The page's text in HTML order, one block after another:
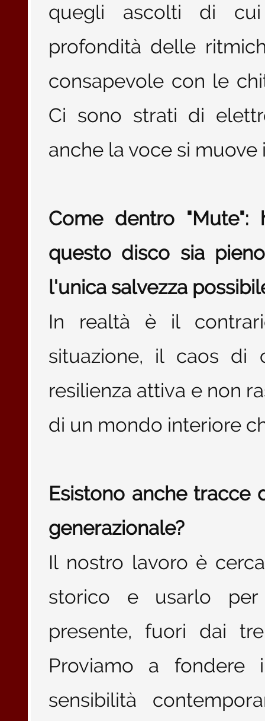
quegli ascolti di
profondità delle
consapevole con le
Ci sono strati di
anche la voce si
Come dentro "Mute":
questo disco sia
l'unica salvezza
In realtà è il
situazione, il caos di
resilienza attiva e non
di un mondo interiore
Esistono anche
generazionale?
Il nostro lavoro è
storico e usarlo per
presente, fuori dai
Proviamo a fondere
sensibilità